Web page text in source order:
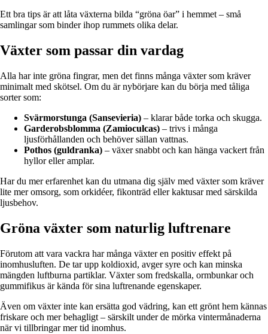
Ett bra tips är att låta växterna bilda “gröna öar” i hemmet – små
samlingar som binder ihop rummets olika delar.
Växter som passar din vardag
Alla har inte gröna fingrar, men det finns många växter som kräver
minimalt med skötsel. Om du är nybörjare kan du börja med tåliga
sorter som:
Svärmorstunga (Sansevieria) – klarar både torka och skugga.
Garderobsblomma (Zamioculcas) – trivs i många
ljusförhållanden och behöver sällan vattnas.
Pothos (guldranka) – växer snabbt och kan hänga vackert från
hyllor eller amplar.
Har du mer erfarenhet kan du utmana dig själv med växter som kräver
lite mer omsorg, som orkidéer, fikonträd eller kaktusar med särskilda
ljusbehov.
Gröna växter som naturlig luftrenare
Förutom att vara vackra har många växter en positiv effekt på
inomhusluften. De tar upp koldioxid, avger syre och kan minska
mängden luftburna partiklar. Växter som fredskalla, ormbunkar och
gummifikus är kända för sina luftrenande egenskaper.
Även om växter inte kan ersätta god vädring, kan ett grönt hem kännas
friskare och mer behagligt – särskilt under de mörka vintermånaderna
när vi tillbringar mer tid inomhus.